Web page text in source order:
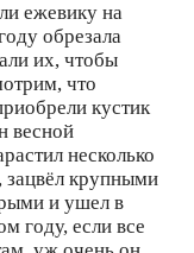
ежевику на
обрезала
их, чтобы
что
кустик
весной
несколько
крупными
и ушел в
году, если все